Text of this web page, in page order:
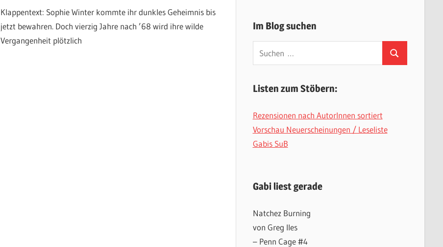
Klappentext: Sophie Winter kommte ihr dunkles Geheimnis bis
jetzt bewahren. Doch vierzig Jahre nach ’68 wird ihre wilde
Vergangenheit plötzlich
Im Blog suchen
Suchen
nach:
Suchen
Listen zum Stöbern:
Rezensionen nach AutorInnen sortiert
Vorschau Neuerscheinungen / Leseliste
Gabis SuB
Gabi liest gerade
Natchez Burning
von Greg Iles
– Penn Cage #4